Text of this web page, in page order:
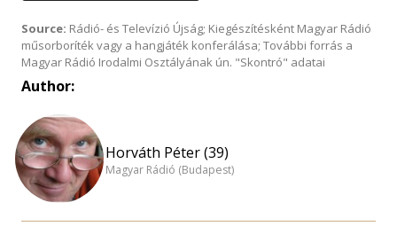
Source: Rádió- és Televízió Újság; Kiegészítésként Magyar Rádió
műsorboríték vagy a hangjáték konferálása; További forrás a
Magyar Rádió Irodalmi Osztályának ún. "Skontró" adatai
Author:
Horváth Péter (39)
Magyar Rádió (Budapest)